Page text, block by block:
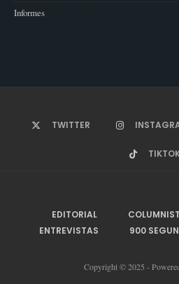
Informes
TWITTER
EDITORIAL
ENTREVISTAS
900
Copyright © 2025 -